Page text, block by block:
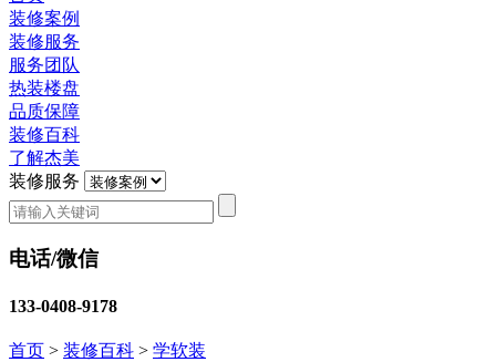
装修案例
装修服务
服务团队
热装楼盘
品质保障
装修百科
了解杰美
装修服务
电话/微信
133-0408-9178
首页 > 装修百科 > 学软装